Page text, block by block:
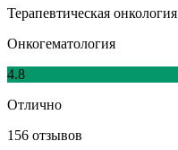
Терапевтическая онкология
Онкогематология
4.8
Отлично
156 отзывов